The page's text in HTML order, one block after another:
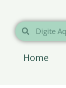
Pesquisar
Pesquisar
Home